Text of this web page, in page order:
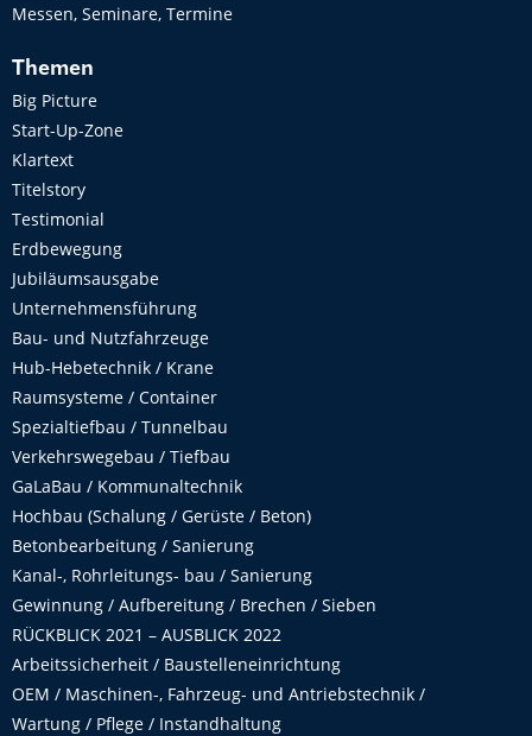
Messen, Seminare, Termine
Themen
Big Picture
Start-Up-Zone
Klartext
Titelstory
Testimonial
Erdbewegung
Jubiläumsausgabe
Unternehmensführung
Bau- und Nutzfahrzeuge
Hub-Hebetechnik / Krane
Raumsysteme / Container
Spezialtiefbau / Tunnelbau
Verkehrswegebau / Tiefbau
GaLaBau / Kommunaltechnik
Hochbau (Schalung / Gerüste / Beton)
Betonbearbeitung / Sanierung
Kanal-, Rohrleitungs- bau / Sanierung
Gewinnung / Aufbereitung / Brechen / Sieben
RÜCKBLICK 2021 – AUSBLICK 2022
Arbeitssicherheit / Baustelleneinrichtung
OEM / Maschinen-, Fahrzeug- und Antriebstechnik /
Wartung / Pflege / Instandhaltung